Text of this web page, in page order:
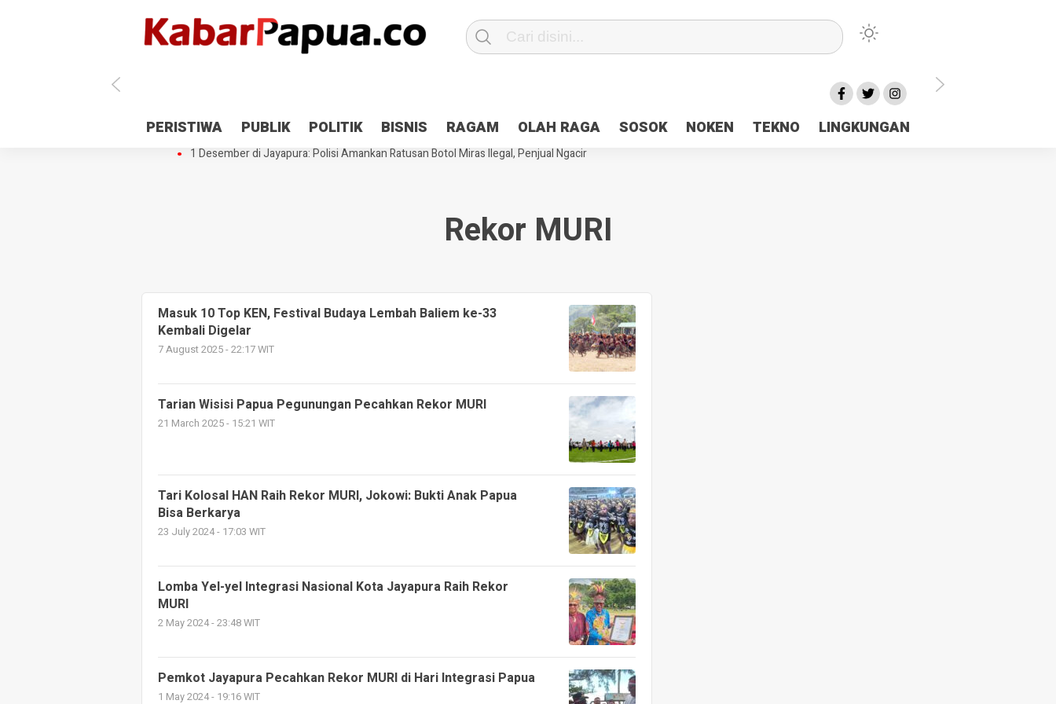
PERISTIWA PUBLIK POLITIK BISNIS RAGAM OLAH RAGA SOSOK NOKEN TEKNO LINGKUNGAN
Antisipasi 1 Desember, TNI Polri Patroli 2×24 jam di Kota Jayapura
Pesan Sejuk Polri di Deklarasi Pemilu Ceria Tanah Papua
Gedung Perpustakaan SMPN 5 Sentani Terbakar
Hibah Pilkada Jayapura Cair 10 Persen, Deposit Kas Daerah Rp23 Miliar Disorot
1 Desember di Jayapura: Polisi Amankan Ratusan Botol Miras Ilegal, Penjual Ngacir
Rekor MURI
Masuk 10 Top KEN, Festival Budaya Lembah Baliem ke-33
Kembali Digelar
7 August 2025 - 22:17 WIT
Tarian Wisisi Papua Pegunungan Pecahkan Rekor MURI
21 March 2025 - 15:21 WIT
Tari Kolosal HAN Raih Rekor MURI, Jokowi: Bukti Anak Papua
Bisa Berkarya
23 July 2024 - 17:03 WIT
Lomba Yel-yel Integrasi Nasional Kota Jayapura Raih Rekor
MURI
2 May 2024 - 23:48 WIT
Pemkot Jayapura Pecahkan Rekor MURI di Hari Integrasi Papua
1 May 2024 - 19:16 WIT